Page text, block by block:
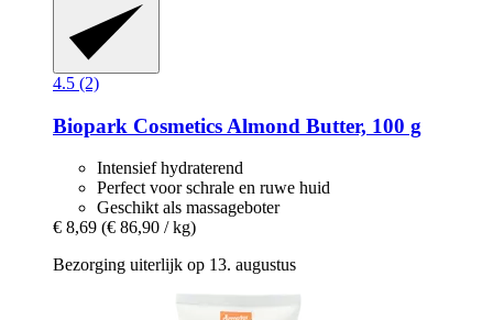
4.5 (2)
Biopark Cosmetics Almond Butter, 100 g
Intensief hydraterend
Perfect voor schrale en ruwe huid
Geschikt als massageboter
€ 8,69 (€ 86,90 / kg)
Bezorging uiterlijk op 13. augustus